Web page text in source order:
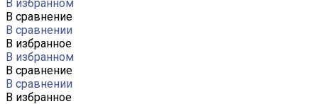
В избранном
В сравнение
В сравнении
В избранное
В избранном
В сравнение
В сравнении
В избранное